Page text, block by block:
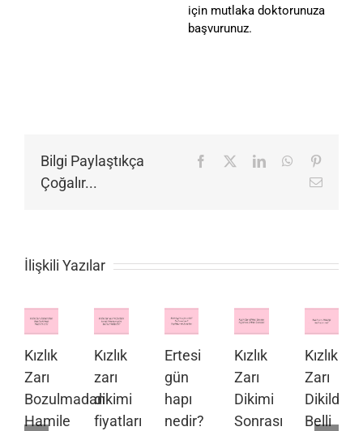
için mutlaka doktorunuza
başvurunuz.
Bilgi Paylaştıkça
Çoğalır...
Facebook LinkedInWhatsApp
E-
İlişkili Yazılar
Kızlık
Zarı
Bozulmadan
Hamile
Kızlık
zarı
dikimi
fiyatları
Ertesi
gün
hapı
nedir?
Kızlık
Zarı
Dikimi
Sonrası
Kızlık
Zarı
Dikildiği
Belli